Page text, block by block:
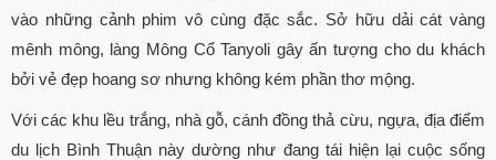
vào những cảnh phim vô cùng đặc sắc. Sở hữu dải cát vàng
mênh mông, làng Mông Cổ Tanyoli gây ấn tượng cho du khách
bởi vẻ đẹp hoang sơ nhưng không kém phần thơ mộng.
Với các khu lều trắng, nhà gỗ, cánh đồng thả cừu, ngựa, địa điểm
du lịch Bình Thuận này dường như đang tái hiện lại cuộc sống